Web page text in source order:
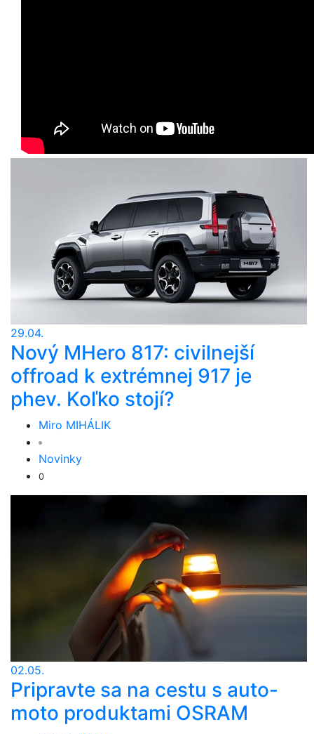
29.04.
Nový MHero 817: civilnejší
offroad k extrémnej 917 je
phev. Koľko stojí?
Miro MIHÁLIK
Novinky
0
02.05.
Pripravte sa na cestu s auto-
moto produktami OSRAM